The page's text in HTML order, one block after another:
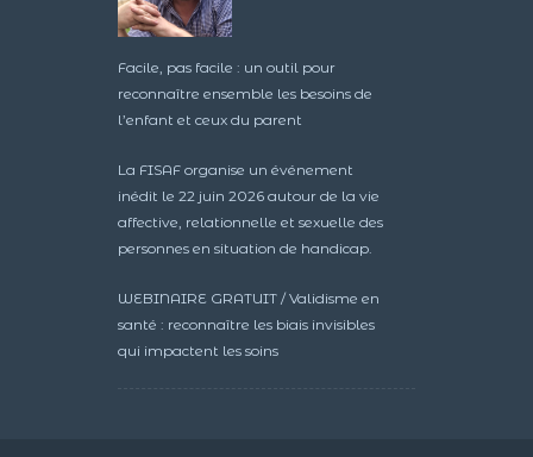
Facile, pas facile : un outil pour
reconnaître ensemble les besoins de
l’enfant et ceux du parent
La FISAF organise un événement
inédit le 22 juin 2026 autour de la vie
affective, relationnelle et sexuelle des
personnes en situation de handicap.
WEBINAIRE GRATUIT / Validisme en
santé : reconnaître les biais invisibles
qui impactent les soins